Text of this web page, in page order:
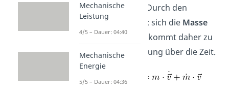
zustande kommt. Durch den
Ausstoß
verändert sich die Masse
der Rakete und es kommt daher zu
einer Impulsänderung über die Zeit.
Mechanische
Leistung
4/5 – Dauer: 04:40
Mechanische
Energie
5/5 – Dauer: 04:36